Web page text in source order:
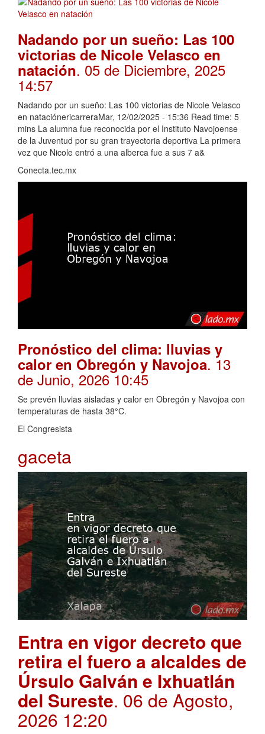
Nadando por un sueño: Las 100
victorias de Nicole Velasco en
natación. 05 de Diciembre, 2025
14:57
Nadando por un sueño: Las 100 victorias de Nicole Velasco
en nataciónericarreraMar, 12/02/2025 - 15:36 Read time: 5
mins La alumna fue reconocida por el Instituto Navojoense
de la Juventud por su gran trayectoria deportiva La primera
vez que Nicole entró a una alberca fue a sus 7 a&
Conecta.tec.mx
Pronóstico del clima: lluvias y
calor en Obregón y Navojoa. 13
de Junio, 2026 10:45
Se prevén lluvias aisladas y calor en Obregón y Navojoa con
temperaturas de hasta 38°C.
El Congresista
gaceta
Entra en vigor decreto que
retira el fuero a alcaldes de
Úrsulo Galván e Ixhuatlán
del Sureste. 06 de Agosto,
2026 12:20